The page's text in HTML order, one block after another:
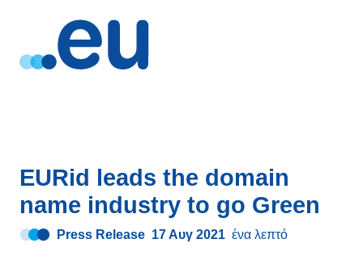
EURid leads the domain
name industry to go Green
Press Release 17 Αυγ 2021 ένα λεπτό